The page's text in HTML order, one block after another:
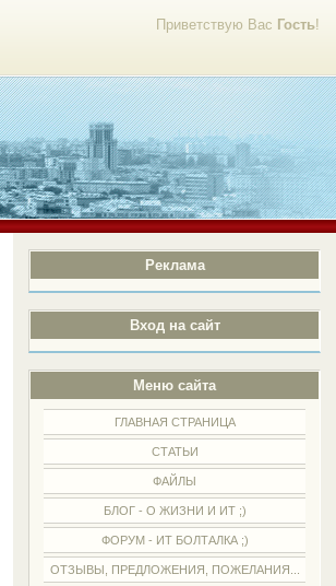
Приветствую Вас Гость!
Реклама
Вход на сайт
Меню сайта
ГЛАВНАЯ СТРАНИЦА
СТАТЬИ
ФАЙЛЫ
БЛОГ - О ЖИЗНИ И ИТ ;)
ФОРУМ - ИТ БОЛТАЛКА ;)
ОТЗЫВЫ, ПРЕДЛОЖЕНИЯ, ПОЖЕЛАНИЯ...